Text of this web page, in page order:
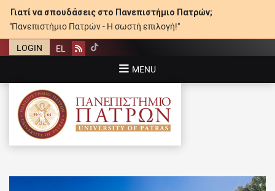
Γιατί να σπουδάσεις στο Πανεπιστήμιο Πατρών;
"Πανεπιστήμιο Πατρών - Η σωστή επιλογή!"
LOGIN EL Rss
MENU
ΠΑΝΕΠΙΣΤΉΜΙΟ ΠΑΤΡΏΝ